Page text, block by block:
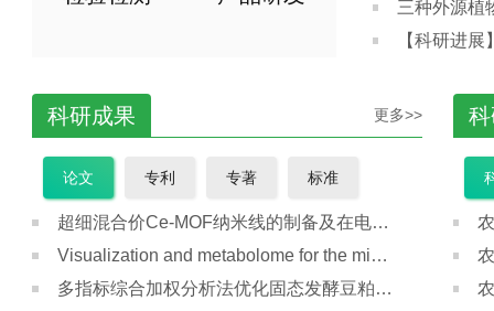
三种外源植
【科研进
科研成果 更多>>
论文 专利 专著 标准
超细混合价Ce-MOF纳米线的制备及在电化学发光传感中的应用
Visualization and metabolome for the migration and distribution behavior of pesticides residue in after-ripening of banana
多指标综合加权分析法优化固态发酵豆粕工艺